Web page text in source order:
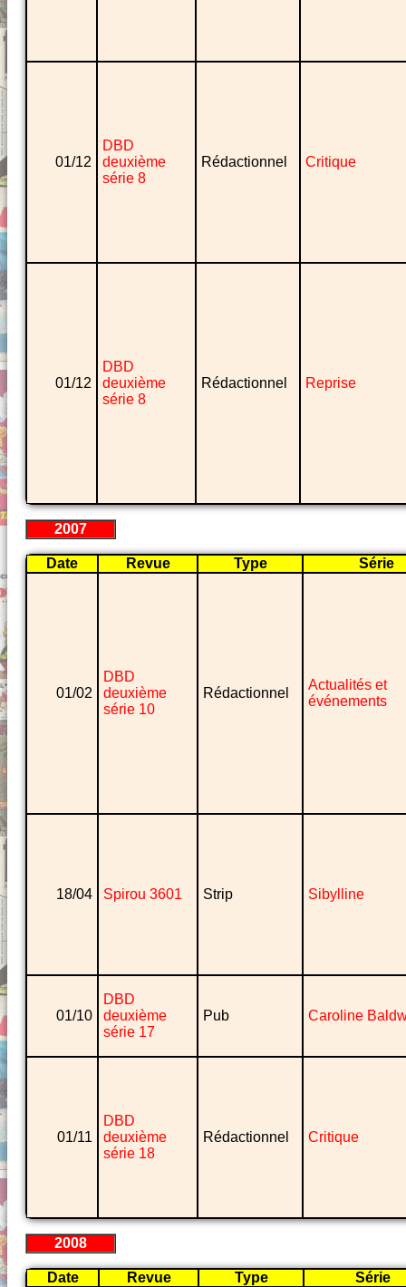
01/12
DBD
deuxième
série 8
Rédactionnel Critique
01/12
DBD
deuxième
série 8
Rédactionnel Reprise
2007
Date Revue Type Série
01/02
DBD
deuxième
série 10
Rédactionnel
Actualités et
événements
18/04 Spirou 3601 Strip Sibylline
01/10
DBD
deuxième
série 17
Pub Caroline
01/11
DBD
deuxième
série 18
Rédactionnel Critique
2008
Date Revue Type Série